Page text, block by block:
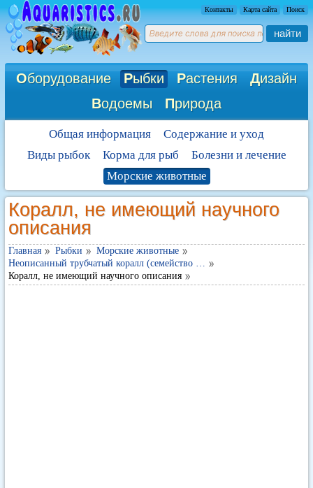
Контакты Карта сайта Поиск
найти
Оборудование Рыбки Растения Дизайн
Водоемы Природа
Общая информация
Содержание и уход
Виды рыбок
Корма для рыб
Болезни и лечение
Морские животные
Коралл, не имеющий научного
описания
Главная Рыбки
Морские животные
Неописанный трубчатый коралл (семейство …
Коралл, не имеющий научного описания